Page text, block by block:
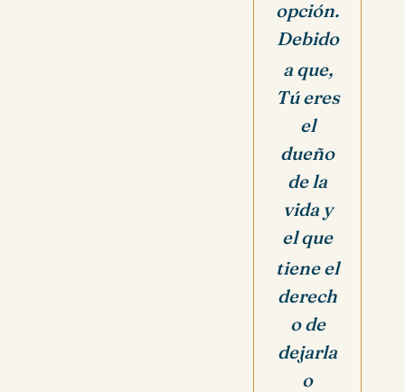
opción.
Debido
a que,
Tú eres
el
dueño
de la
vida y
el que
tiene el
derech
o de
dejarla
o